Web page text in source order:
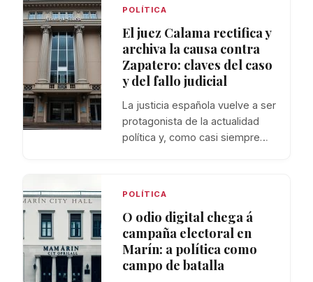
POLÍTICA
El juez Calama rectifica y
archiva la causa contra
Zapatero: claves del caso
y del fallo judicial
La justicia española vuelve a ser
protagonista de la actualidad
política y, como casi siempre…
POLÍTICA
O odio digital chega á
campaña electoral en
Marín: a política como
campo de batalla